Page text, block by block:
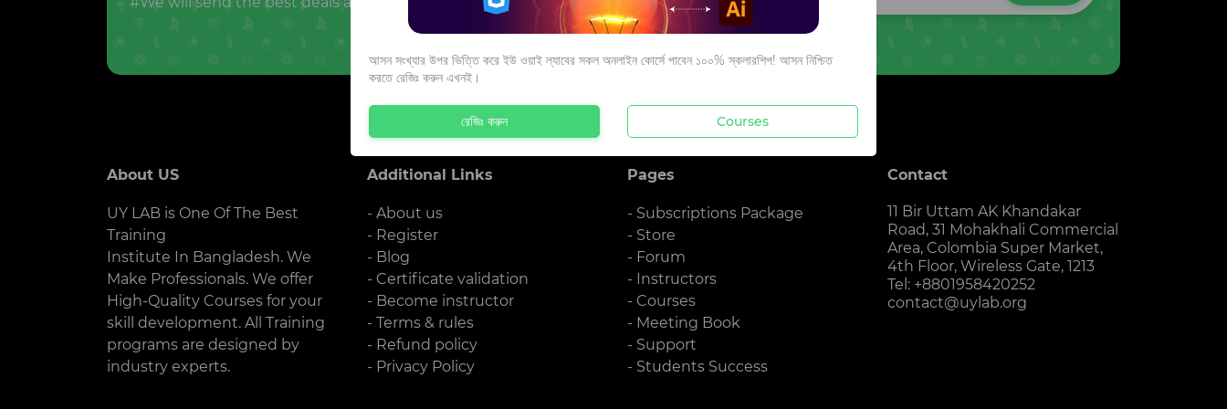
About US
UY LAB is One Of The Best
Training
Institute In Bangladesh. We
Make Professionals. We offer
High-Quality Courses for your
skill development. All Training
programs are designed by
industry experts.
Additional Links
- About us
- Register
- Blog
- Certificate validation
- Become instructor
- Terms & rules
- Refund policy
- Privacy Policy
Pages
- Subscriptions Package
- Store
- Forum
- Instructors
- Courses
- Meeting Book
- Support
- Students Success
Contact
11 Bir Uttam AK Khandakar
Road, 31 Mohakhali Commercial
Area, Colombia Super Market,
4th Floor, Wireless Gate, 1213
Tel: +8801958420252
contact@uylab.org
আসন সংখ্যার উপর ভিত্তি করে ইউ ওয়াই ল্যাবের সকল অনলাইন কোর্সে পাবেন ১০০% স্কলারশিপ! আসন নিশ্চিত
করতে রেজিঃ করুন এখনই।
রেজিঃ করুন Courses